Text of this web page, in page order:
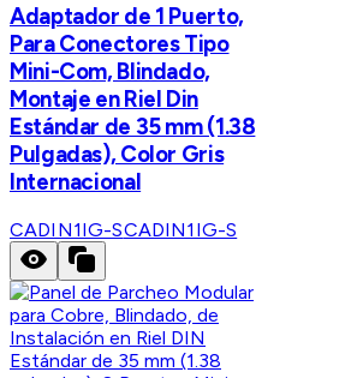
Adaptador de 1 Puerto,
Para Conectores Tipo
Mini-Com, Blindado,
Montaje en Riel Din
Estándar de 35 mm (1.38
Pulgadas), Color Gris
Internacional
CADIN1IG-SCADIN1IG-S